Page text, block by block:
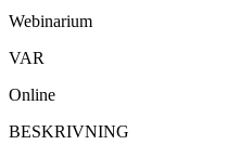
Webinarium
VAR
Online
BESKRIVNING